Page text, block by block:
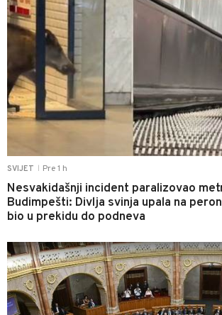
SVIJET Pre 1 h
Nesvakidašnji incident paralizovao
Budimpešti: Divlja svinja upala na
bio u prekidu do podneva